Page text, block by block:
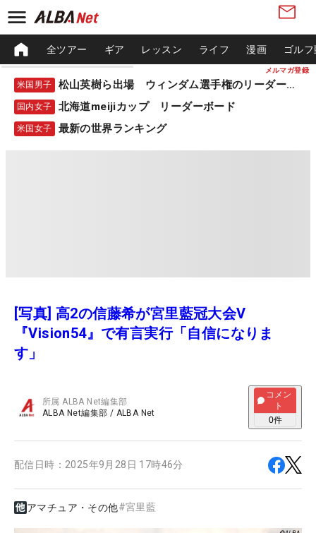
メルマガ登録
全ツアー ギア レッスン ライフ 漫画 ゴル
米国男子 松山英樹ら出場 ウィンダム選手権のリーダーボード
国内女子 北海道meijiカップ リーダーボード
米国女子 最新の世界ランキング
[写真] 高2の信藤希が宮里藍冠大会V
『Vision54』で有言実行「自信になりま
す」
所属ALBA Net編集部
ALBA Net編集部 / ALBA Net
コメン
ト
0件
配信日時： 2025年9月28日 17時46分
アマチュア・その他#宮里藍